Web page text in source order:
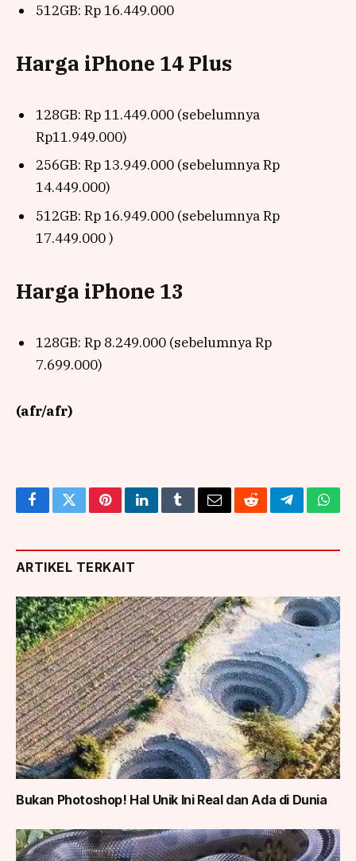
512GB: Rp 16.449.000
Harga iPhone 14 Plus
128GB: Rp 11.449.000 (sebelumnya
Rp11.949.000)
256GB: Rp 13.949.000 (sebelumnya Rp
14.449.000)
512GB: Rp 16.949.000 (sebelumnya Rp
17.449.000 )
Harga iPhone 13
128GB: Rp 8.249.000 (sebelumnya Rp
7.699.000)
(afr/afr)
FacebookTwitterPinterestLinkedInTumblrEmailRedditTelegram
ARTIKEL TERKAIT
Bukan Photoshop! Hal Unik Ini Real dan Ada di Dunia